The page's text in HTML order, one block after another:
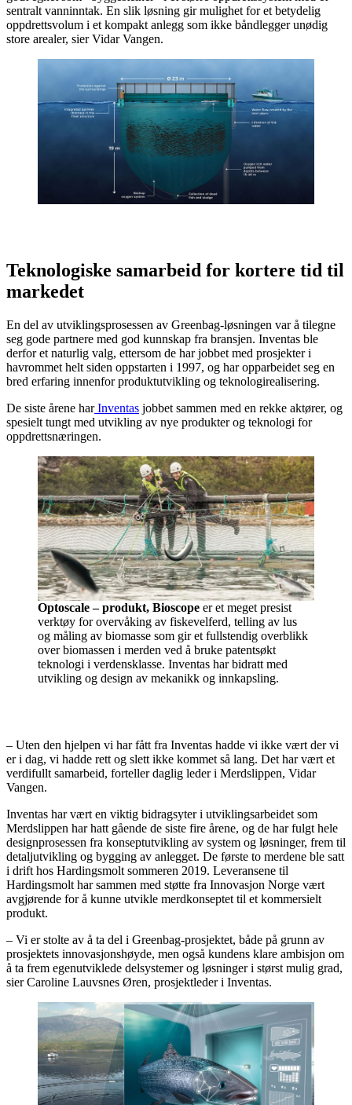
sentralt vanninntak. En slik løsning gir mulighet for et betydelig
oppdrettsvolum i et kompakt anlegg som ikke båndlegger unødig
store arealer, sier Vidar Vangen.
Teknologiske samarbeid for kortere tid til
markedet
En del av utviklingsprosessen av Greenbag-løsningen var å tilegne
seg gode partnere med god kunnskap fra bransjen. Inventas ble
derfor et naturlig valg, ettersom de har jobbet med prosjekter i
havrommet helt siden oppstarten i 1997, og har opparbeidet seg en
bred erfaring innenfor produktutvikling og teknologirealisering.
De siste årene harInventas jobbet sammen med en rekke aktører, og
spesielt tungt med utvikling av nye produkter og teknologi for
oppdrettsnæringen.
Optoscale – produkt, Bioscope er et meget presist
verktøy for overvåking av fiskevelferd, telling av lus
og måling av biomasse som gir et fullstendig overblikk
over biomassen i merden ved å bruke patentsøkt
teknologi i verdensklasse. Inventas har bidratt med
utvikling og design av mekanikk og innkapsling.
– Uten den hjelpen vi har fått fra Inventas hadde vi ikke vært der vi
er i dag, vi hadde rett og slett ikke kommet så lang. Det har vært et
verdifullt samarbeid, forteller daglig leder i Merdslippen, Vidar
Vangen.
Inventas har vært en viktig bidragsyter i utviklingsarbeidet som
Merdslippen har hatt gående de siste fire årene, og de har fulgt hele
designprosessen fra konseptutvikling av system og løsninger, frem til
detaljutvikling og bygging av anlegget. De første to merdene ble satt
i drift hos Hardingsmolt sommeren 2019. Leveransene til
Hardingsmolt har sammen med støtte fra Innovasjon Norge vært
avgjørende for å kunne utvikle merdkonseptet til et kommersielt
produkt.
– Vi er stolte av å ta del i Greenbag-prosjektet, både på grunn av
prosjektets innovasjonshøyde, men også kundens klare ambisjon om
å ta frem egenutviklede delsystemer og løsninger i størst mulig grad,
sier Caroline Lauvsnes Øren, prosjektleder i Inventas.